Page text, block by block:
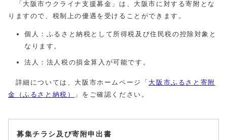
「大阪市ウクライナ支援募金」は、大阪市に対する寄附とな
りますので、税制上の優遇を受けることができます。
個人：ふるさと納税として所得税及び住民税の控除対象と
なります。
法人：法人税の損金算入が可能です。
詳細については、大阪市ホームページ「 大阪市ふるさと寄附
金（ふるさと納税）
」をご確認ください。
募集チラシ及び寄附申出書